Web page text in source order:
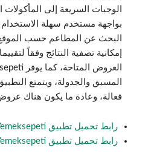
الوجبات السريعة إلى المأكولات
بواجهة مستخدم سهلة
البحث عن المطاعم حسب الموقع
إمكانية تصفية النتائج وفقاً
المسبق والجدولة، ويتمتع
فعالة، وعادة ما يكون هناك
رابط تحميل تطبيق Yemeksepeti على هواتف الاندرويد
رابط تحميل تطبيق Yemeksepeti على هواتف الايفون